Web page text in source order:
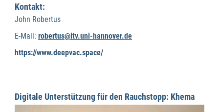
Kontakt:
John Robertus
E-Mail: robertus@itv.uni-hannover.de
https://www.deepvac.space/
Digitale Unterstützung für den Rauchstopp: Khema